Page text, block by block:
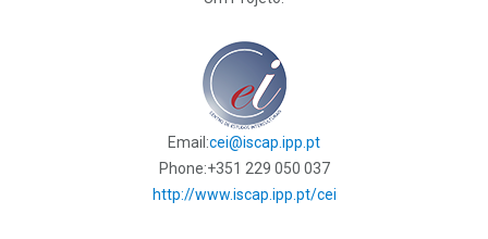
Email:cei@iscap.ipp.pt
Phone:+351 229 050 037
http://www.iscap.ipp.pt/cei